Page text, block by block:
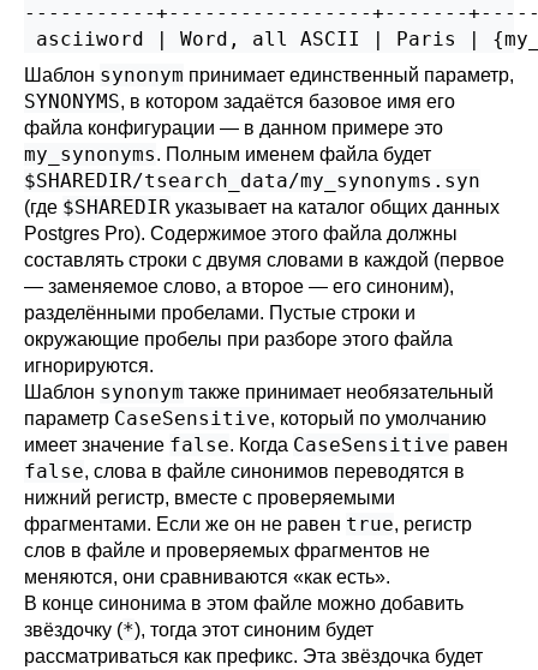
-----------+-----------------+-------
Шаблон synonym принимает единственный параметр,
SYNONYMS, в котором задаётся базовое имя его
файла конфигурации — в данном примере это
my_synonyms. Полным именем файла будет
$SHAREDIR/tsearch_data/my_synonyms.syn
(где $SHAREDIR указывает на каталог общих данных
Postgres Pro). Содержимое этого файла должны
составлять строки с двумя словами в каждой (первое
— заменяемое слово, а второе — его синоним),
разделёнными пробелами. Пустые строки и
окружающие пробелы при разборе этого файла
игнорируются.
Шаблон synonym также принимает необязательный
параметр CaseSensitive, который по умолчанию
имеет значение false. Когда CaseSensitive равен
false, слова в файле синонимов переводятся в
нижний регистр, вместе с проверяемыми
фрагментами. Если же он не равен true, регистр
слов в файле и проверяемых фрагментов не
меняются, они сравниваются «как есть».
В конце синонима в этом файле можно добавить
звёздочку (*), тогда этот синоним будет
рассматриваться как префикс. Эта звёздочка будет